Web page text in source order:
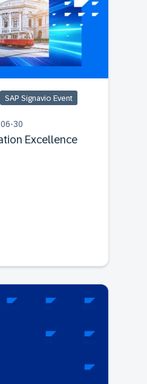
SAP Signavio Event
30
Excellence